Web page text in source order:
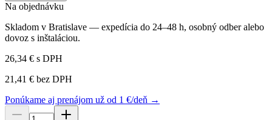
Na objednávku
Skladom v Bratislave — expedícia do 24–48 h, osobný odber alebo
dovoz s inštaláciou.
26,34 € s DPH
21,41 € bez DPH
Ponúkame aj prenájom už od 1 €/deň →